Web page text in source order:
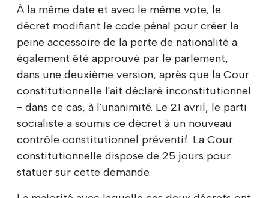
À la même date et avec le même vote, le
décret modifiant le code pénal pour créer la
peine accessoire de la perte de nationalité a
également été approuvé par le parlement,
dans une deuxième version, après que la Cour
constitutionnelle l'ait déclaré inconstitutionnel
- dans ce cas, à l'unanimité. Le 21 avril, le parti
socialiste a soumis ce décret à un nouveau
contrôle constitutionnel préventif. La Cour
constitutionnelle dispose de 25 jours pour
statuer sur cette demande.